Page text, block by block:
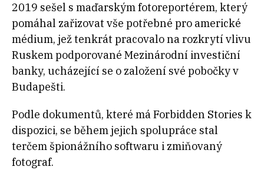
2019 sešel s maďarským fotoreportérem, který
pomáhal zařizovat vše potřebné pro americké
médium, jež tenkrát pracovalo na rozkrytí vlivu
Ruskem podporované Mezinárodní investiční
banky, ucházející se o založení své pobočky v
Budapešti.
Podle dokumentů, které má Forbidden Stories k
dispozici, se během jejich spolupráce stal
terčem špionážního softwaru i zmiňovaný
fotograf.